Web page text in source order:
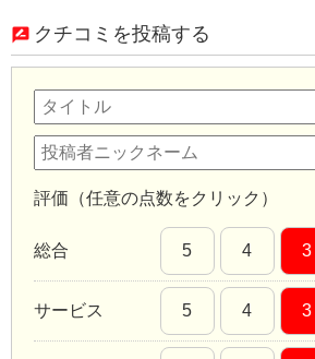
クチコミを投稿する
評価（任意の点数をクリック）
総合 5 4 3
サービス 5 4 3